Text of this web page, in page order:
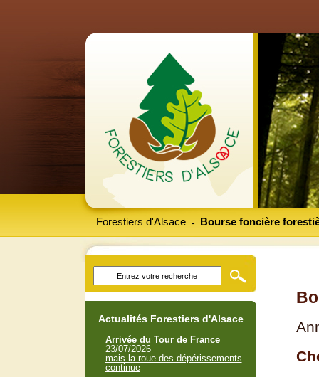
Forestiers d'Alsace Bourse foncière
-
Actualités Forestiers d'Alsace
Arrivée du Tour de France
23/07/2026
mais la roue des dépérissements
continue